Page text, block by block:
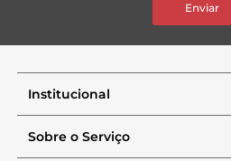
Enviar
Institucional
Sobre o Serviço